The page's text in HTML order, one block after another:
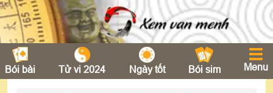
Bói bài Tử vi 2024 Ngày tốt Bói sim Menu